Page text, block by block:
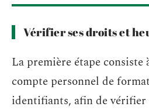
Vérifier ses droits et
La première étape consiste
compte personnel de
identifiants, afin de vérifier